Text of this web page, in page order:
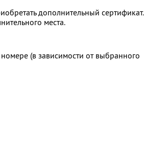
дополнительный сертификат.
места.
(в зависимости от выбранного